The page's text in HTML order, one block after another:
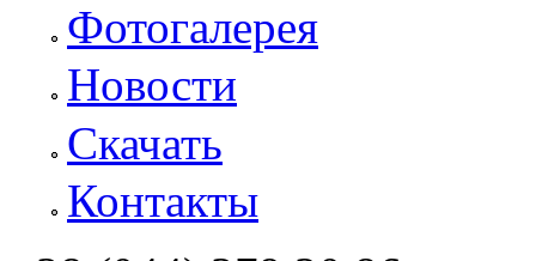
Фотогалерея
Новости
Скачать
Контакты